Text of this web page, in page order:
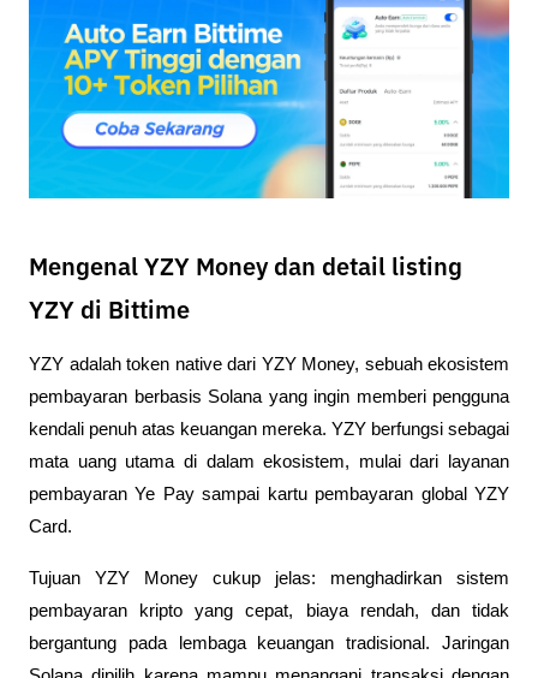
Mengenal YZY Money dan detail listing
YZY di Bittime
YZY adalah token native dari YZY Money, sebuah ekosistem
pembayaran berbasis Solana yang ingin memberi pengguna
kendali penuh atas keuangan mereka. YZY berfungsi sebagai
mata uang utama di dalam ekosistem, mulai dari layanan
pembayaran Ye Pay sampai kartu pembayaran global YZY
Card.
Tujuan YZY Money cukup jelas: menghadirkan sistem
pembayaran kripto yang cepat, biaya rendah, dan tidak
bergantung pada lembaga keuangan tradisional. Jaringan